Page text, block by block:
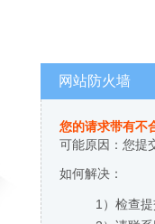
网站防火墙
您的请求带有不
可能原因：您提
如何解决：
1）检查提